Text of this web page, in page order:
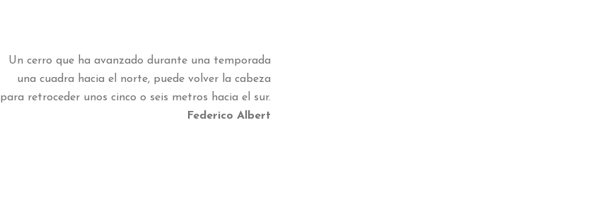
Un cerro que ha avanzado durante una temporada
una cuadra hacia el norte, puede volver la cabeza
para retroceder unos cinco o seis metros hacia el sur.
Federico Albert